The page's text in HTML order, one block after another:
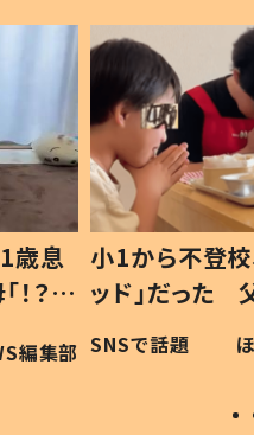
歳息
？」
編集部
小1から不登校
ッド」だった
作り続ける理
#令和の子
SNSで話題